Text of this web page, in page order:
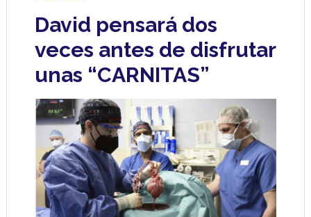
David pensará dos
veces antes de disfrutar
unas “CARNITAS”